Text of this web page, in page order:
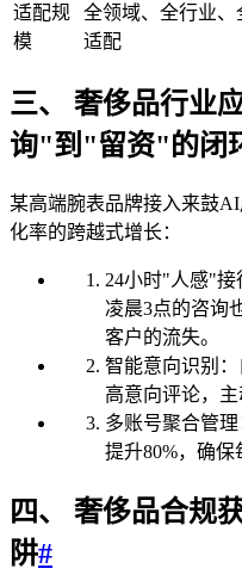
适配规
模
全领域、全行业、
适配
三、 奢侈品行业
询"到"留资"的闭
某高端腕表品牌接入来鼓
化率的跨越式增长：
24小时"人感"接
凌晨3点的咨询
客户的流失。
智能意向识别
高意向评论，主
多账号聚合管
提升80%，确保
四、 奢侈品合规
阱#